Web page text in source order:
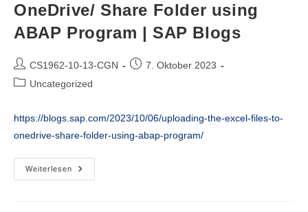
Umfang
|
SAP
Blogs
OneDrive/ Share Folder using
ABAP Program | SAP Blogs
Beitrags-
Autor:
CS1962-10-13-CGN
Beitrag7. Oktober 2023
Beitrags-
Uncategorized
https://blogs.sap.com/2023/10/06/uploading-the-excel-files-to-
onedrive-share-folder-using-abap-program/
Weiterlesen
Uploading
The